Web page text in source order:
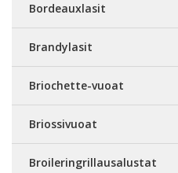
Bordeauxlasit
Brandylasit
Briochette-vuoat
Briossivuoat
Broileringrillausalustat